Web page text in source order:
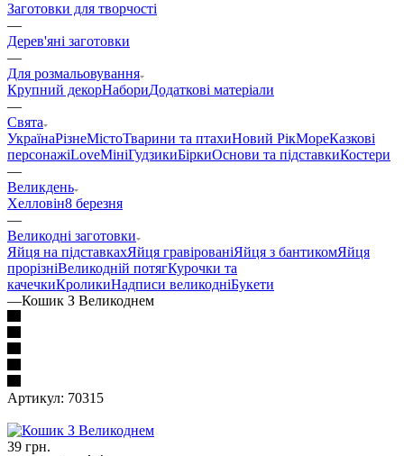
Заготовки для творчості
—
Дерев'яні заготовки
—
Для розмальовування
Крупний декорНабориДодаткові матеріали
—
Свята
УкраїнаРізнеМістоТварини та птахиНовий РікМореКазкові
персонажіLoveМініГудзикиБіркиОснови та підставкиКостери
—
Великдень
Хелловін8 березня
—
Великодні заготовки
Яйця на підставкахЯйця гравірованіЯйця з бантикомЯйця
прорізніВеликодній потягКурочки та
качечкиКроликиНадписи великодніБукети
—Кошик З Великоднем
Артикул: 70315
39 грн.